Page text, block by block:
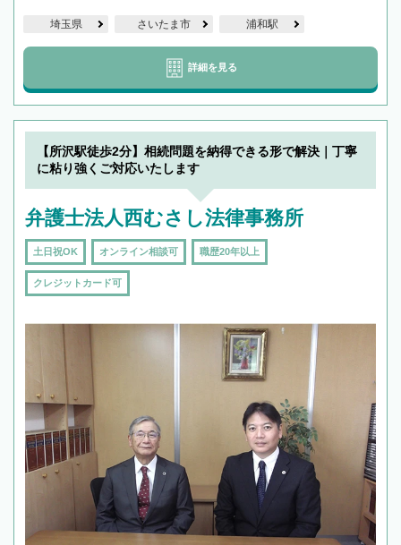
埼玉県 さいたま市 浦和駅
詳細を見る
【所沢駅徒歩2分】相続問題を納得できる形で解決｜丁寧
に粘り強くご対応いたします
弁護士法人西むさし法律事務所
土日祝OK オンライン相談可 職歴20年以上
クレジットカード可